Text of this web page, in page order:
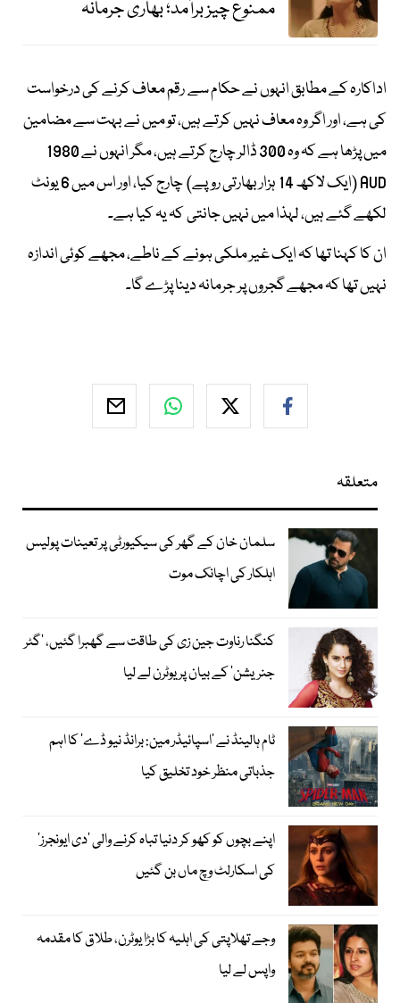
ممنوع چیز برآمد؛ بھاری جرمانہ
اداکارہ کے مطابق انہوں نے حکام سے رقم معاف کرنے کی درخواست
کی ہے، اور اگر وہ معاف نہیں کرتے ہیں، تو میں نے بہت سے مضامین
میں پڑھا ہے کہ وہ 300 ڈالر چارج کرتے ہیں، مگر انہوں نے 1980
AUD (ایک لاکھ 14 ہزار بھارتی روپے) چارج کیا، اور اس میں 6 یونٹ
لکھے گئے ہیں، لہذا میں نہیں جانتی کہ یہ کیا ہے۔
ان کا کہنا تھا کہ ایک غیر ملکی ہونے کے ناطے، مجھے کوئی اندازہ
نہیں تھا کہ مجھے گجروں پر جرمانہ دینا پڑے گا۔
متعلقہ
سلمان خان کے گھر کی سیکیورٹی پر تعینات پولیس
اہلکار کی اچانک موت
کنگنا رناوت جین زی کی طاقت سے گھبرا گئیں، ’گٹر
جنریشن‘ کے بیان پر یوٹرن لے لیا
ٹام ہالینڈ نے ’اسپائیڈر مین: برانڈ نیو ڈے‘ کا اہم
جذباتی منظر خود تخلیق کیا
اپنے بچوں کو کھو کر دنیا تباہ کرنے والی ’دی ایونجرز‘
کی اسکارلٹ وچ ماں بن گئیں
وجے تھلاپتی کی اہلیہ کا بڑا یوٹرن، طلاق کا مقدمہ
واپس لے لیا